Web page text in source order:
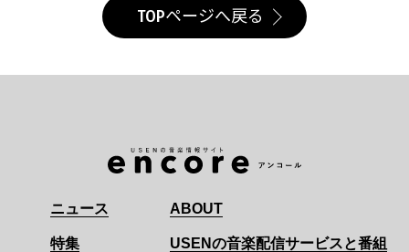
TOPページへ戻る
ニュース
特集
ABOUT
USENの音楽配信サービスと番組